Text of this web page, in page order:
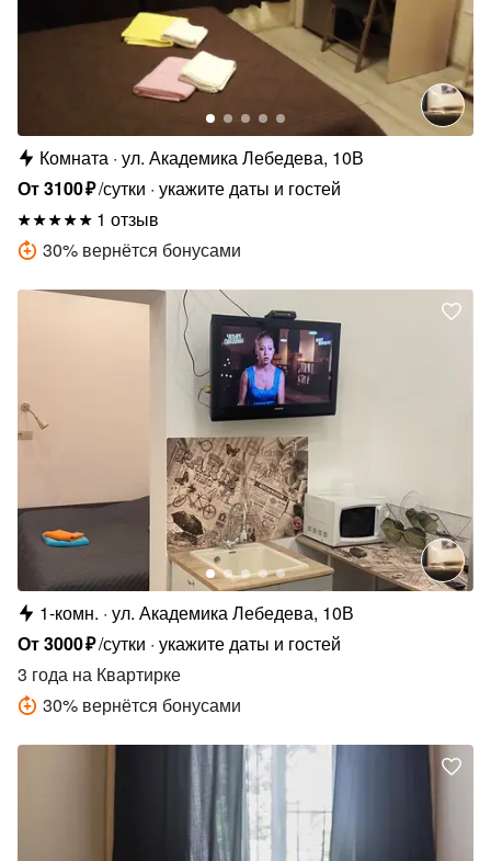
Комната ул. Академика Лебедева, 10В
От3100₽/сутки укажите даты и гостей
1 отзыв
30% вернётся бонусами
1-комн. ул. Академика Лебедева, 10В
От3000₽/сутки укажите даты и гостей
3 года на Квартирке
30% вернётся бонусами